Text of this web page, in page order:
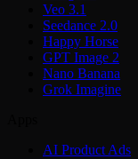
Veo 3.1
Seedance 2.0
Happy Horse
GPT Image 2
Nano Banana
Grok Imagine
AI Product Ads